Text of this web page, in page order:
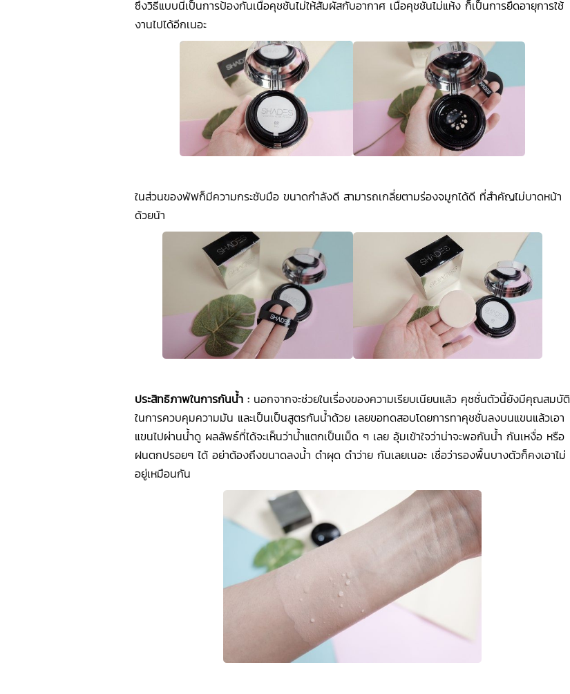
ซึ่งวิธีแบบนี้เป็นการป้องกันเนื้อคุชชั่นไม่ให้สัมผัสกับอากาศ เนื้อคุชชั่นไม่แห้ง ก็เป็นการยืดอายุการใช้
งานไปได้อีกเนอะ
ในส่วนของพัฟก็มีความกระชับมือ ขนาดกำลังดี สามารถเกลี่ยตามร่องจมูกได้ดี ที่สำคัญไม่บาดหน้า
ด้วยน้า
ประสิทธิภาพในการกันน้ำ : นอกจากจะช่วยในเรื่องของความเรียบเนียนแล้ว คุชชั่นตัวนี้ยังมีคุณสมบัติ
ในการควบคุมความมัน และเป็นเป็นสูตรกันน้ำด้วย เลยขอทดสอบโดยการทาคุชชั่นลงบนแขนแล้วเอา
แขนไปผ่านน้ำดู ผลลัพธ์ที่ได้จะเห็นว่าน้ำแตกเป็นเม็ด ๆ เลย อุ้มเข้าใจว่าน่าจะพอกันน้ำ กันเหงื่อ หรือ
ฝนตกปรอยๆ ได้ อย่าต้องถึงขนาดลงน้ำ ดำผุด ดำว่าย กันเลยเนอะ เชื่อว่ารองพื้นบางตัวก็คงเอาไม่
อยู่เหมือนกัน